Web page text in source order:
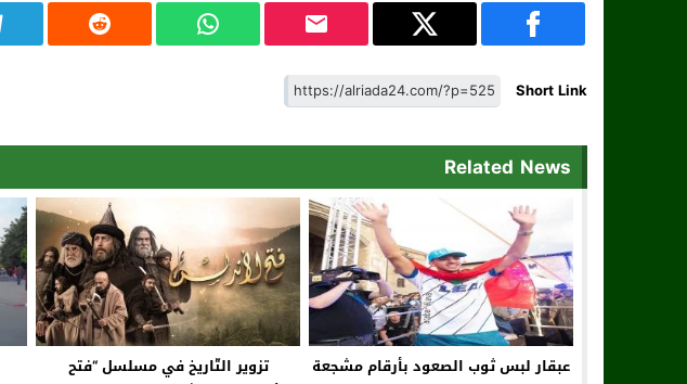
Short Link
Related News
عبقار لبس ثوب الصعود بأرقام مشجعة
تزوير التّاريخ في مسلسل “فتح